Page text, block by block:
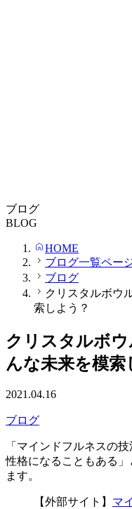
ブログ
BLOG
HOME
ブログ一覧ペー
ブログ
クリスタルボウ
索しよう？
クリスタルボ
んな未来を模索
2021.04.16
ブログ
「マインドフルネスの
性格になることもある
ます。
【外部サイト】 マ